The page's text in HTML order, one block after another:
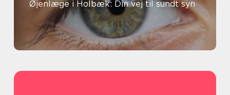
Øjenlæge i Holbæk: Din vej til sundt syn